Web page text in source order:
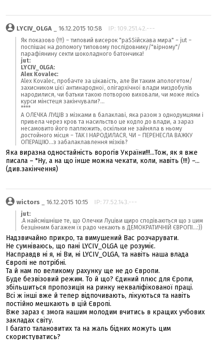
LYCIV_OLGA _ 16.12.2015 10:58 IP: 109.251.42.---
Як показово (!!!) – типовий висерок "раSSійскава мира" – jut –
поспішає на допомогу типовому послідовнику/"вірному"/
парафіянину секти шоколадного батончика!
jut:
LYCIV_OLGA:
Alex Kovalec:
Alex Kovalec, пробачте за цікавість, але Ви таким апологетом/
захисником цієї антинародної, олігархічної влади миздобулів
народилися, чи батьки такою потворою виховали, чи може якісь
курси мінстеця закінчували?...
****
А ОЛЕЧКА ЛУЦІВ з мізками в балаклаві, яка разом з однодумцями і
привела через кров та насильство це кодло до влади, а зараз
несамовито його паплюжить, оскільки не зайняла в ньому
достойного місця – ТАК І НАРОДИЛАСЯ, ЧИ – ПЕРЕНЕСЛА ВАЖКУ
ОПЕРАЦІЮ...з забалаклавлення мізків?
Яка виразна одностайність ворогів України!!!...Тож, як я вже
писала – "Ну, а на що інше можна чекати, коли, навіть (!!!) –...
(див.закінчення)
wictors _ 16.12.2015 10:15 IP: 77.52.143.---
jut:
.А найсмішніше те, що Олечки Луціви щиро сподіваються що з цим
безцінним багажем їх радо чекають в ДЕМОКРАТИЧНІЙ ЄВРОПІ...:))
Надзвичайно прикро, та вимушений Вас розчарувати.
Не сумніваюсь, що пані LYCIV_OLGA це розуміє.
Насправдв ні я, ні Ви, ні LYCIV_OLGA, та навіть наша влада
Європі не потрібні.
Та й нам по великому рахунку ще не до Європи.
Буде безвізовий режим. То й що? Єдиний плюс для Єропи,
збільшиться пропозиція на ринку некваліфікованої праці.
Всі ж інші вже й тепер відпочивають, лікуються та навіть
постійно мешкають в цій Європі.
Вже зараз є змога нашим молодим вчитись в кращих учбових
закладах світу.
І багато талановитих та на жаль бідних можуть цим
скористуватись?